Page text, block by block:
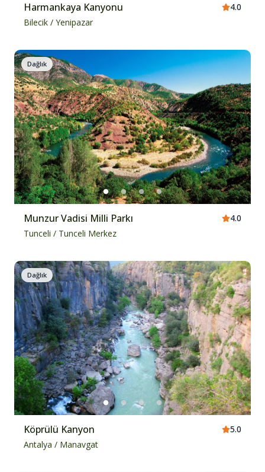
Harmankaya Kanyonu
4.0
Bilecik / Yenipazar
Dağlık
Munzur Vadisi Milli Parkı
4.0
Tunceli / Tunceli Merkez
Dağlık
Köprülü Kanyon
5.0
Antalya / Manavgat